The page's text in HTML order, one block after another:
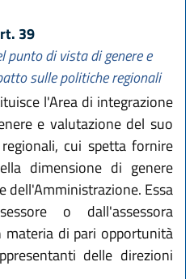
39
punto di vista di genere e
sulle politiche regionali
l'Area di integrazione
e valutazione del suo
cui spetta fornire
dimensione di genere
dell'Amministrazione. Essa
o dall'assessora
materia di pari opportunità
delle direzioni